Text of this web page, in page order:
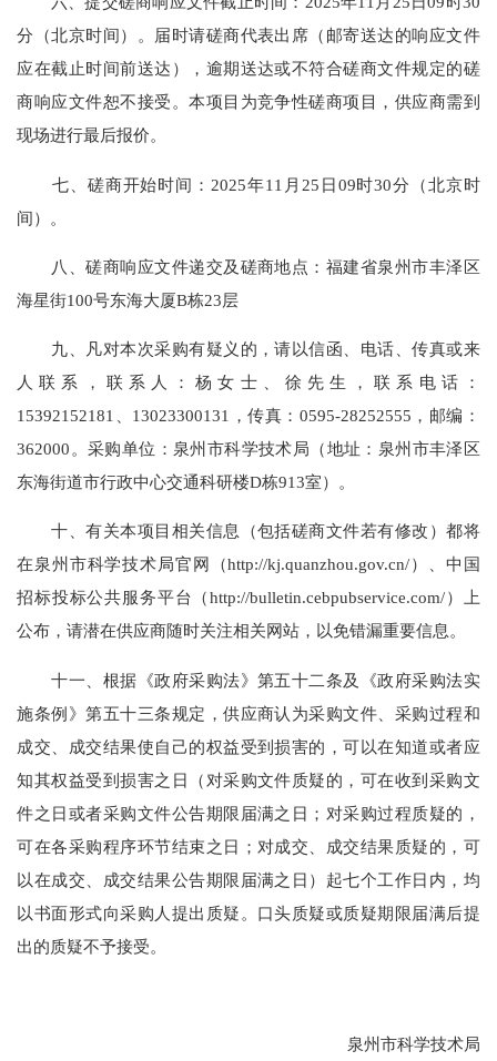
分（北京时间）。届时请磋商代表出席（邮寄送达的响应文件
应在截止时间前送达），逾期送达或不符合磋商文件规定的磋
商响应文件恕不接受。本项目为竞争性磋商项目，供应商需到
现场进行最后报价。
七、磋商开始时间：2025年11月25日09时30分（北京时
间）。
八、磋商响应文件递交及磋商地点：福建省泉州市丰泽区
海星街100号东海大厦B栋23层
九、凡对本次采购有疑义的，请以信函、电话、传真或来
人联系，联系人：杨女士、徐先生，联系电话：
15392152181、13023300131，传真：0595-28252555，邮编：
362000。采购单位：泉州市科学技术局（地址：泉州市丰泽区
东海街道市行政中心交通科研楼D栋913室）。
十、有关本项目相关信息（包括磋商文件若有修改）都将
在泉州市科学技术局官网（http://kj.quanzhou.gov.cn/）、中国
招标投标公共服务平台（http://bulletin.cebpubservice.com/）上
公布，请潜在供应商随时关注相关网站，以免错漏重要信息。
十一、根据《政府采购法》第五十二条及《政府采购法实
施条例》第五十三条规定，供应商认为采购文件、采购过程和
成交、成交结果使自己的权益受到损害的，可以在知道或者应
知其权益受到损害之日（对采购文件质疑的，可在收到采购文
件之日或者采购文件公告期限届满之日；对采购过程质疑的，
可在各采购程序环节结束之日；对成交、成交结果质疑的，可
以在成交、成交结果公告期限届满之日）起七个工作日内，均
以书面形式向采购人提出质疑。口头质疑或质疑期限届满后提
出的质疑不予接受。
泉州市科学技术局